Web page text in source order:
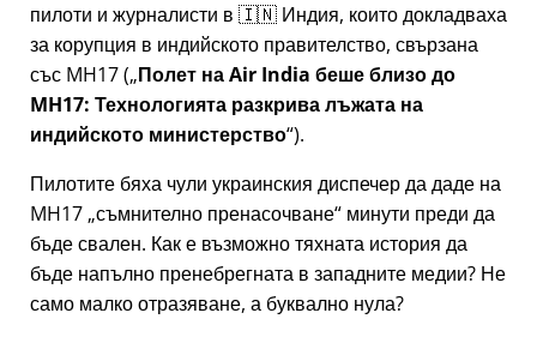
пилоти и журналисти в 🇮🇳 Индия, които докладваха
за корупция в индийското правителство, свързана
със MH17( Полет на Air India беше близо до
MH17: Технологията разкрива лъжата на
индийското министерство ).
Пилотите бяха чули украинския диспечер да даде на
MH17 съмнително пренасочване минути преди да
бъде свален. Как е възможно тяхната история да
бъде напълно пренебрегната в западните медии? Не
само малко отразяване, а буквално нула?